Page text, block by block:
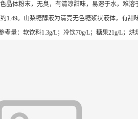
晶体粉末，无臭，有清凉甜味，易溶于水，难
1.49。山梨糖醇液为清亮无色糖浆状液体，有
考量：软饮料1.3g/L；冷饮70g/L；糖果21g/L；